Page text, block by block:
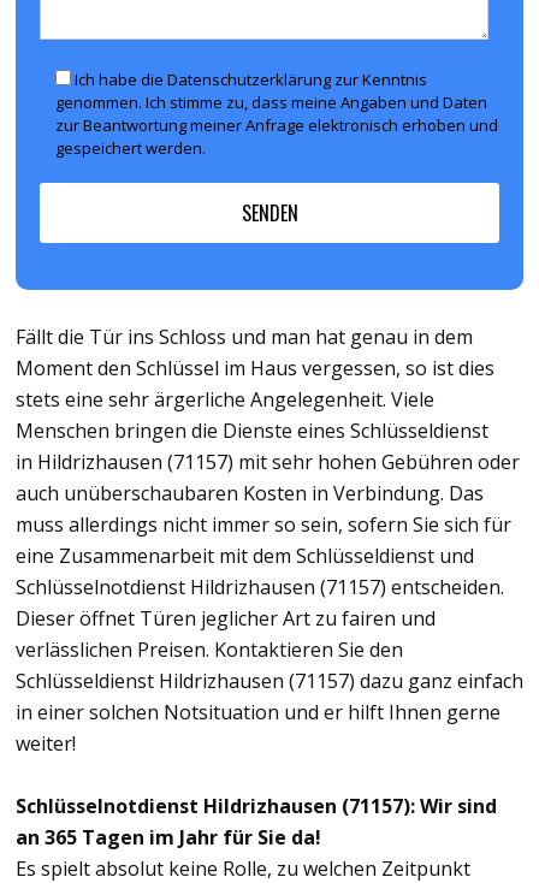
Ich habe die Datenschutzerklärung zur Kenntnis
genommen. Ich stimme zu, dass meine Angaben und Daten
zur Beantwortung meiner Anfrage elektronisch erhoben und
gespeichert werden.
Fällt die Tür ins Schloss und man hat genau in dem
Moment den Schlüssel im Haus vergessen, so ist dies
stets eine sehr ärgerliche Angelegenheit. Viele
Menschen bringen die Dienste eines Schlüsseldienst
in Hildrizhausen (71157) mit sehr hohen Gebühren oder
auch unüberschaubaren Kosten in Verbindung. Das
muss allerdings nicht immer so sein, sofern Sie sich für
eine Zusammenarbeit mit dem Schlüsseldienst und
Schlüsselnotdienst Hildrizhausen (71157) entscheiden.
Dieser öffnet Türen jeglicher Art zu fairen und
verlässlichen Preisen. Kontaktieren Sie den
Schlüsseldienst Hildrizhausen (71157) dazu ganz einfach
in einer solchen Notsituation und er hilft Ihnen gerne
weiter!
Schlüsselnotdienst Hildrizhausen (71157): Wir sind
an 365 Tagen im Jahr für Sie da!
Es spielt absolut keine Rolle, zu welchen Zeitpunkt